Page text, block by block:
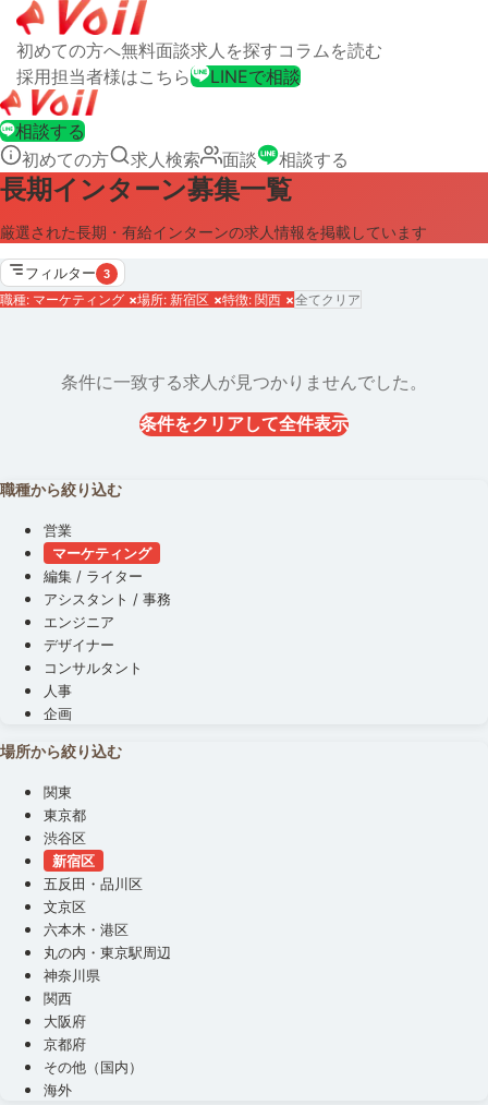
初めての方へ無料面談求人を探すコラムを読む
採用担当者様はこちら
LINEで相談
相談する
初めての方
求人検索 面談 相談する
長期インターン募集一覧
厳選された長期・有給インターンの求人情報を掲載しています
フィルター 3
職種: マーケティング ×場所: 新宿区 ×特徴: 関西 ×全てクリア
条件に一致する求人が見つかりませんでした。
条件をクリアして全件表示
職種から絞り込む
営業
マーケティング
編集 / ライター
アシスタント / 事務
エンジニア
デザイナー
コンサルタント
人事
企画
場所から絞り込む
関東
東京都
渋谷区
新宿区
五反田・品川区
文京区
六本木・港区
丸の内・東京駅周辺
神奈川県
関西
大阪府
京都府
その他（国内）
海外